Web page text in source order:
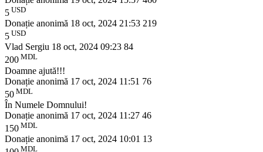
5 USD
Donație anonimă 18 oct, 2024 21:53 219
5 USD
Vlad Sergiu 18 oct, 2024 09:23 84
200 MDL
Doamne ajută!!!
Donație anonimă 17 oct, 2024 11:51 76
50 MDL
În Numele Domnului!
Donație anonimă 17 oct, 2024 11:27 46
150 MDL
Donație anonimă 17 oct, 2024 10:01 13
MDL